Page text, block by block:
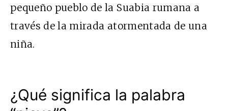
pequeño pueblo de la Suabia rumana a
través de la mirada atormentada de una
niña.
¿Qué significa la palabra